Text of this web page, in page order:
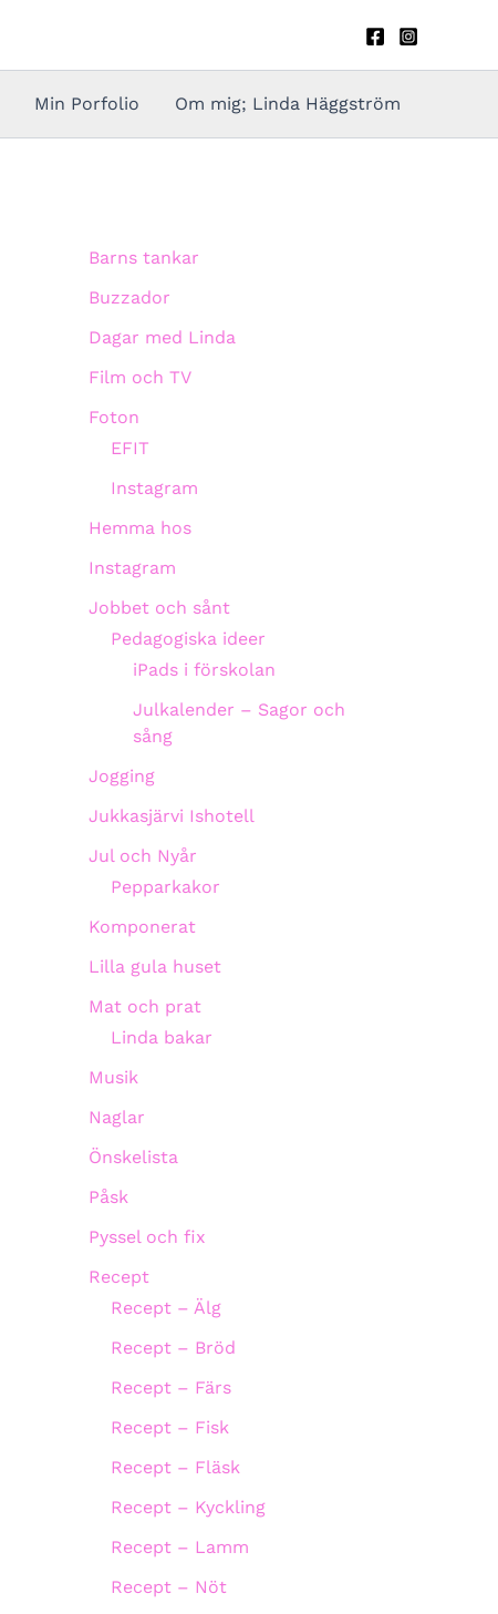
Min Porfolio Om mig; Linda Häggström
Barns tankar
Buzzador
Dagar med Linda
Film och TV
Foton
EFIT
Instagram
Hemma hos
Instagram
Jobbet och sånt
Pedagogiska ideer
iPads i förskolan
Julkalender – Sagor och
sång
Jogging
Jukkasjärvi Ishotell
Jul och Nyår
Pepparkakor
Komponerat
Lilla gula huset
Mat och prat
Linda bakar
Musik
Naglar
Önskelista
Påsk
Pyssel och fix
Recept
Recept – Älg
Recept – Bröd
Recept – Färs
Recept – Fisk
Recept – Fläsk
Recept – Kyckling
Recept – Lamm
Recept – Nöt